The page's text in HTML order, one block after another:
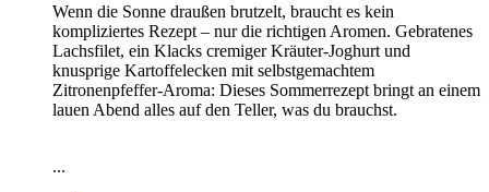
Wenn die Sonne draußen brutzelt, braucht es kein
kompliziertes Rezept – nur die richtigen Aromen. Gebratenes
Lachsfilet, ein Klacks cremiger Kräuter-Joghurt und
knusprige Kartoffelecken mit selbstgemachtem
Zitronenpfeffer-Aroma: Dieses Sommerrezept bringt an einem
lauen Abend alles auf den Teller, was du brauchst.
...